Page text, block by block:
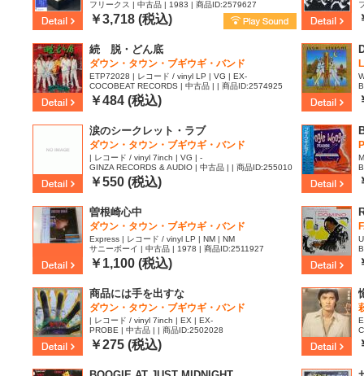
フリークス | 中古品 | 1983 | 商品ID:2579627
￥3,718 (税込)
続 脱・どん底
ダウン・タウン・ブギウギ・バンド
ETP72028 | レコード / vinyl LP | VG | EX-
COCOBEAT RECORDS | 中古品 | | 商品ID:2574925
￥484 (税込)
涙のシークレット・ラブ
ダウン・タウン・ブギウギ・バンド
| レコード / vinyl 7inch | VG | -
GINZA RECORDS & AUDIO | 中古品 | | 商品ID:255010
1￥550 (税込)
曽根崎心中
ダウン・タウン・ブギウギ・バンド
Express | レコード / vinyl LP | NM | NM
サニーボーイ | 中古品 | 1978 | 商品ID:2511927
￥1,100 (税込)
商品には手を出すな
ダウン・タウン・ブギウギ・バンド
| レコード / vinyl 7inch | EX | EX-
PROBE | 中古品 | | 商品ID:2502028
￥275 (税込)